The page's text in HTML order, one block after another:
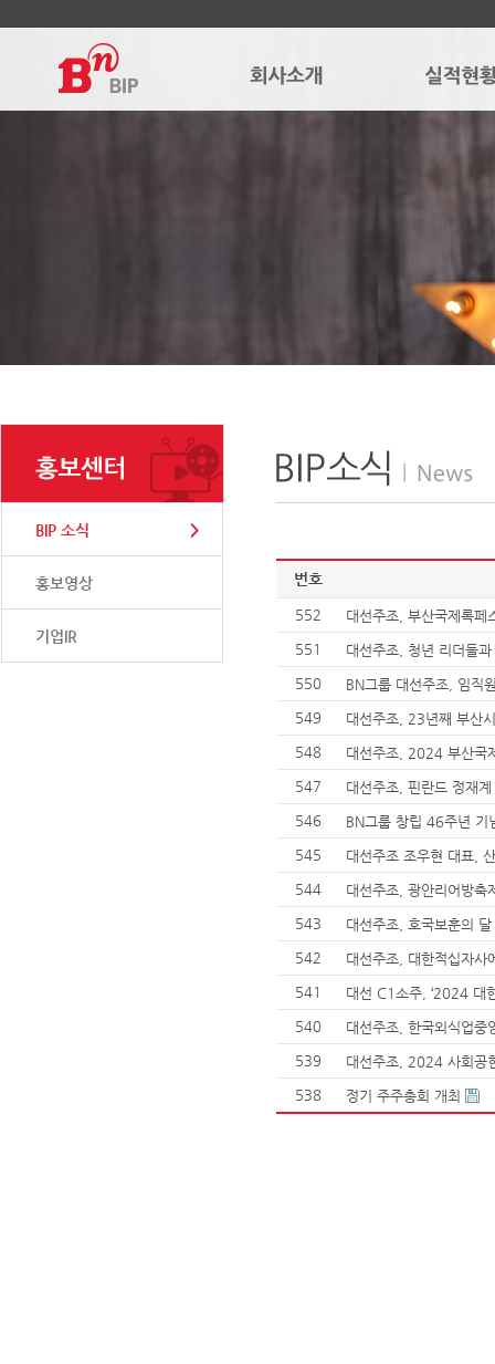
BIP 소식
홍보영상
기업IR
번호
552
대선주조, 부산국제록페
551
대선주조, 청년 리더들
550
BN그룹 대선주조, 임직
549
대선주조, 23년째 부산
548
대선주조, 2024 부산국
547
대선주조, 핀란드 정재
546
BN그룹 창립 46주년 기
545
대선주조 조우현 대표,
544
대선주조, 광안리어방축
543
대선주조, 호국보훈의
542
대선주조, 대한적십자
541
대선 C1소주, ‘2024 대
540
대선주조, 한국외식업중
539
대선주조, 2024 사회공
538
정기 주주총회 개최